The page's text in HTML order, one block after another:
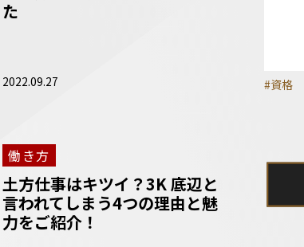
た
2022.09.27
#資格
働き方
土方仕事はキツイ？3K 底辺と
言われてしまう4つの理由と魅
力をご紹介！